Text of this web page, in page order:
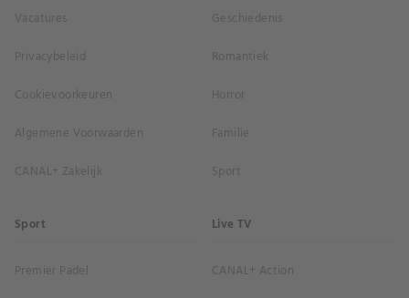
Vacatures
Privacybeleid
Cookievoorkeuren
Algemene Voorwaarden
CANAL+ Zakelijk
Geschiedenis
Romantiek
Horror
Familie
Sport
Sport
Premier Padel
Live TV
CANAL+ Action